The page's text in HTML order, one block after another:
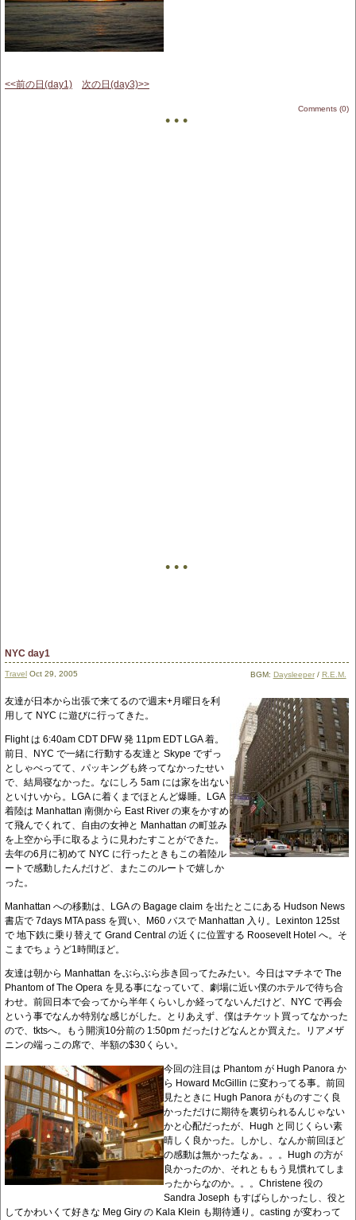
<<前の日(day1) 次の日(day3)>>
Comments (0)
• • •
• • •
NYC day1
Travel Oct 29, 2005 BGM: Daysleeper/ R.E.M.
友達が日本から出張で来てるので週末+月曜日を利
用して NYC に遊びに行ってきた。
Flight は 6:40am CDT DFW 発 11pm EDT LGA 着。
前日、NYC で一緒に行動する友達と Skype でずっ
としゃべってて、パッキングも終ってなかったせい
で、結局寝なかった。なにしろ 5am には家を出ない
といけいから。LGA に着くまでほとんど爆睡。LGA
着陸は Manhattan 南側から East River の東をかすめ
て飛んでくれて、自由の女神と Manhattan の町並み
を上空から手に取るように見わたすことができた。
去年の6月に初めて NYC に行ったときもこの着陸ル
ートで感動したんだけど、またこのルートで嬉しか
った。
Manhattan への移動は、LGA の Bagage claim を出たとこにある Hudson News
書店で 7days MTA pass を買い、M60 バスで Manhattan 入り。Lexinton 125st
で 地下鉄に乗り替えて Grand Central の近くに位置する Roosevelt Hotel へ。そ
こまでちょうど1時間ほど。
友達は朝から Manhattan をぶらぶら歩き回ってたみたい。今日はマチネで The
Phantom of The Opera を見る事になっていて、劇場に近い僕のホテルで待ち合
わせ。前回日本で会ってから半年くらいしか経ってないんだけど、NYC で再会
という事でなんか特別な感じがした。とりあえず、僕はチケット買ってなかった
ので、tktsへ。もう開演10分前の 1:50pm だったけどなんとか買えた。リアメザ
ニンの端っこの席で、半額の$30くらい。
今回の注目は Phantom が Hugh Panora か
ら Howard McGillin に変わってる事。前回
見たときに Hugh Panora がものすごく良
かっただけに期待を裏切られるんじゃない
かと心配だったが、Hugh と同じくらい素
晴しく良かった。しかし、なんか前回ほど
の感動は無かったなぁ。。。Hugh の方が
良かったのか、それとももう見慣れてしま
ったからなのか。。。Christene 役の
Sandra Joseph もすばらしかったし、役と
してかわいくて好きな Meg Giry の Kala Klein も期待通り。casting が変わって